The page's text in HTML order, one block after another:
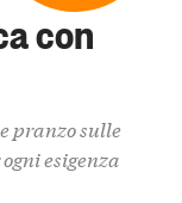
con
pranzo sulle
esigenza